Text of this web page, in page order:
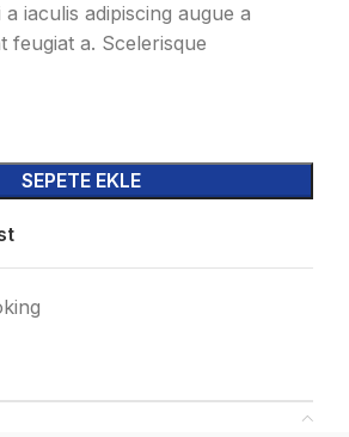
iaculis adipiscing augue a
feugiat a. Scelerisque
SEPETE EKLE